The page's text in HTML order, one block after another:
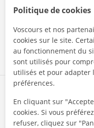
En cliquant sur l'un des
mentions légaleset de
Politique de cookies
Voscours et nos
cookies sur le site.
au fonctionnement du
sont utilisés pour
utilisés et pour adapter
préférences.
En cliquant sur
cookies. Si vous
refuser, cliquez sur